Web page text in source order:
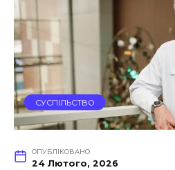
СУСПІЛЬСТВО
ОПУБЛІКОВАНО
24 Лютого, 2026